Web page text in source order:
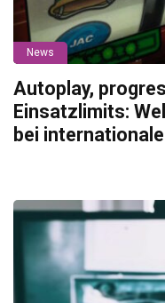
News
Autoplay,
Einsatzlimits:
bei